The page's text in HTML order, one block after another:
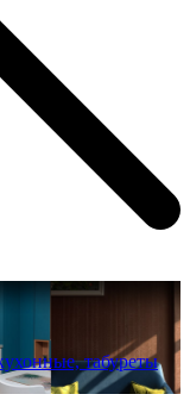
табуреты